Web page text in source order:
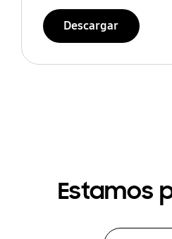
Descargar
Estamos